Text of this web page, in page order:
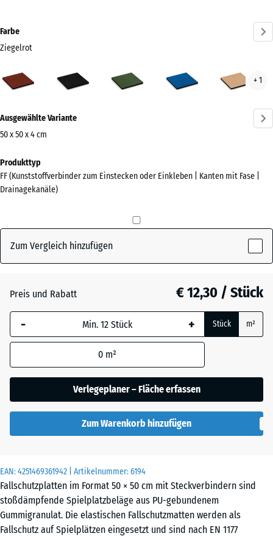
EAN:4251469361942 | Artikelnummer:6194
Fallschutzplatten im Format 50 × 50 cm mit Steckverbindern sind
stoßdämpfende Spielplatzbeläge aus PU-gebundenem
Gummigranulat. Die elastischen Fallschutzmatten werden als
Fallschutz auf Spielplätzen eingesetzt und sind nach EN 1177
Farbe
Ziegelrot
(active)
+ 1
Informationen
zu
Farben?
Farbpalette
Ziegelrot(active)
+ € 0,90
Ausgewählte Variante
50 x 50 x 4 cm
Abmessungen
für
den
x
500
Die gewählte, blau
umrandete
Abmessung wird
Produktdaten nicht
anders angegeben)
für die
Bedarfsberechnung
x
50
x 4
cm
Produkttyp
FF (Kunststoffverbinder zum Einstecken oder Einkleben | Kanten mit Fase |
Drainagekanäle)
Zum Vergleich hinzufügen
Preis und Rabatt € 12,30 / Stück
- + Stück m²
0 m²
Verlegeplaner – Fläche erfassen
Zum Warenkorb hinzufügen